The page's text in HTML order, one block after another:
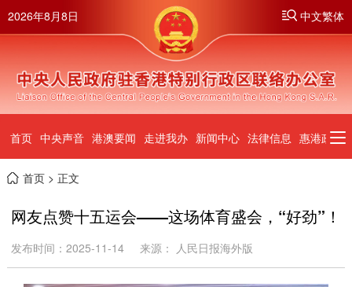
2026年8月8日 中文繁体
首页 中央声音 港澳要闻 走进我办 新闻中心 法律信息 惠港政策
首页> 正文
网友点赞十五运会——这场体育盛会，“好劲”！
发布时间：2025-11-14 来源： 人民日报海外版